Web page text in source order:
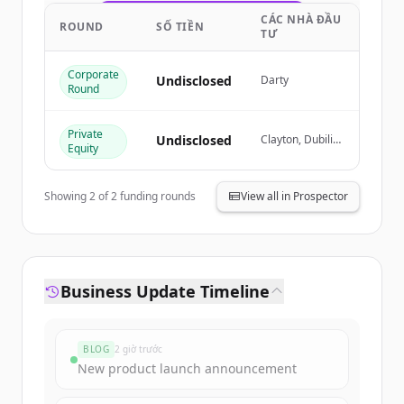
Create Free Account
Đã có tài khoản?
ROUND SỐ TIỀN
CÁC NHÀ ĐẦU
TƯ
Corporate
Round
Undisclosed Darty
Private
Equity
Undisclosed
Clayton, Dubilier
Capital,
OpCapita,
Goldman Sachs
Showing2of2funding rounds View all in Prospector
Business Update Timeline
BLOG 2 giờ trước
New product launch announcement